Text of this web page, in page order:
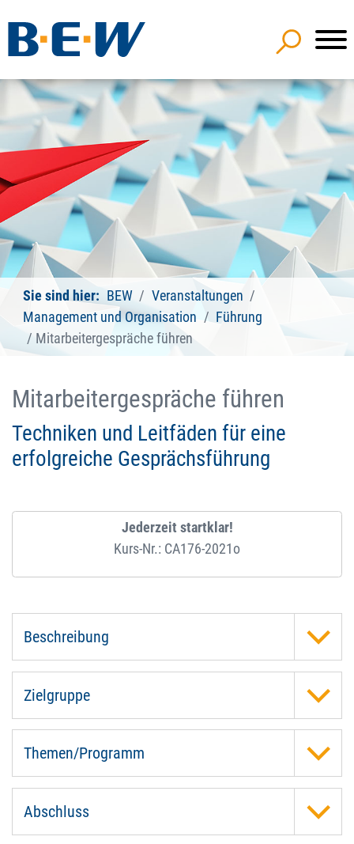
Sie sind hier: BEW
Veranstaltungen
Management und Organisation
Führung
Mitarbeitergespräche führen
Mitarbeitergespräche führen
Techniken und Leitfäden für eine
erfolgreiche Gesprächsführung
Jederzeit startklar!
Kurs-Nr.: CA176-2021o
Beschreibung
Zielgruppe
Themen/Programm
Abschluss